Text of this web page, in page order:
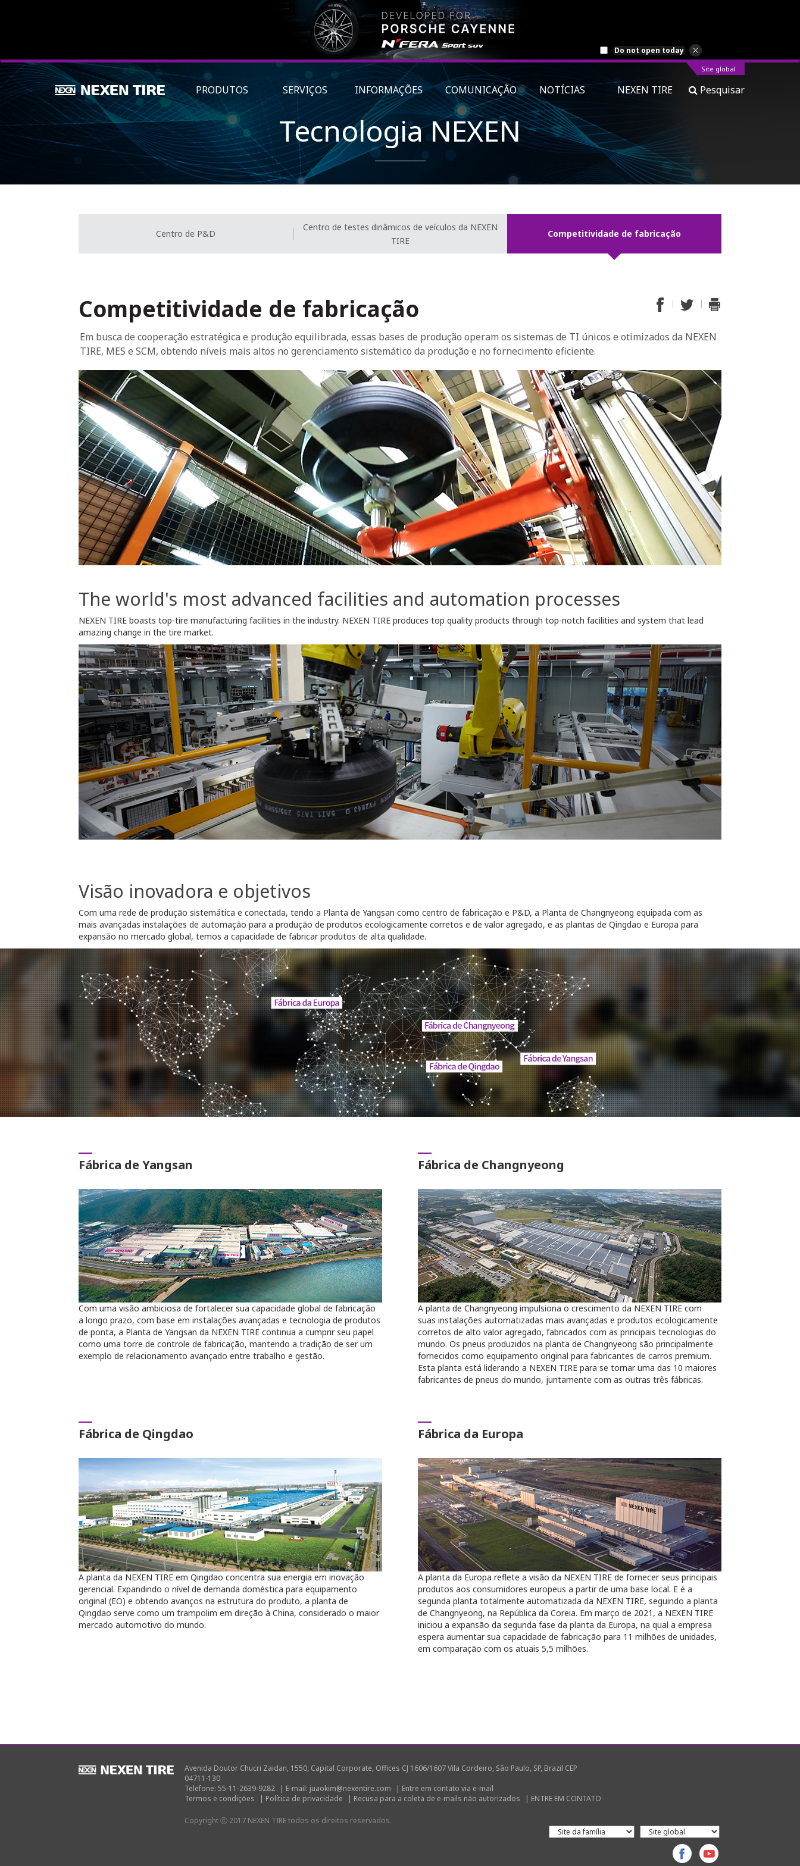
Do not open today
Site global
PRODUTOS SERVIÇOS INFORMAÇÕES COMUNICAÇÃO NOTÍCIAS NEXEN TIRE Pesquisar
Tecnologia NEXEN
Centro de P&D
Centro de testes dinâmicos de veículos da NEXEN
TIRE
Competitividade de fabricação
Competitividade de fabricação
Em busca de cooperação estratégica e produção equilibrada, essas bases de produção operam os sistemas de TI únicos e otimizados da NEXEN
TIRE, MES e SCM, obtendo níveis mais altos no gerenciamento sistemático da produção e no fornecimento eficiente.
The world's most advanced facilities and automation processes
NEXEN TIRE boasts top-tire manufacturing facilities in the industry. NEXEN TIRE produces top quality products through top-notch facilities and system that lead
amazing change in the tire market.
Visão inovadora e objetivos
Com uma rede de produção sistemática e conectada, tendo a Planta de Yangsan como centro de fabricação e P&D, a Planta de Changnyeong equipada com as
mais avançadas instalações de automação para a produção de produtos ecologicamente corretos e de valor agregado, e as plantas de Qingdao e Europa para
expansão no mercado global, temos a capacidade de fabricar produtos de alta qualidade.
Fábrica de Yangsan
Com uma visão ambiciosa de fortalecer sua capacidade global de fabricação
a longo prazo, com base em instalações avançadas e tecnologia de produtos
de ponta, a Planta de Yangsan da NEXEN TIRE continua a cumprir seu papel
como uma torre de controle de fabricação, mantendo a tradição de ser um
exemplo de relacionamento avançado entre trabalho e gestão.
Fábrica de Changnyeong
A planta de Changnyeong impulsiona o crescimento da NEXEN TIRE com
suas instalações automatizadas mais avançadas e produtos ecologicamente
corretos de alto valor agregado, fabricados com as principais tecnologias do
mundo. Os pneus produzidos na planta de Changnyeong são principalmente
fornecidos como equipamento original para fabricantes de carros premium.
Esta planta está liderando a NEXEN TIRE para se tornar uma das 10 maiores
fabricantes de pneus do mundo, juntamente com as outras três fábricas.
Fábrica de Qingdao
A planta da NEXEN TIRE em Qingdao concentra sua energia em inovação
gerencial. Expandindo o nível de demanda doméstica para equipamento
original (EO) e obtendo avanços na estrutura do produto, a planta de
Qingdao serve como um trampolim em direção à China, considerado o maior
mercado automotivo do mundo.
Fábrica da Europa
A planta da Europa reflete a visão da NEXEN TIRE de fornecer seus principais
produtos aos consumidores europeus a partir de uma base local. E é a
segunda planta totalmente automatizada da NEXEN TIRE, seguindo a planta
de Changnyeong, na República da Coreia. Em março de 2021, a NEXEN TIRE
iniciou a expansão da segunda fase da planta da Europa, na qual a empresa
espera aumentar sua capacidade de fabricação para 11 milhões de unidades,
em comparação com os atuais 5,5 milhões.
Avenida Doutor Chucri Zaidan, 1550, Capital Corporate, Offices CJ 1606/1607 Vila Cordeiro, São Paulo, SP, Brazil CEP
04711-130
Telefone: 55-11-2639-9282
| E-mail: juaokim@nexentire.com | Entre em contato via e-mail
Termos e condições
| Política de privacidade | Recusa para a coleta de e-mails não autorizados | ENTRE EM CONTATO
Copyright ⓒ 2017 NEXEN TIRE todos os direitos reservados.